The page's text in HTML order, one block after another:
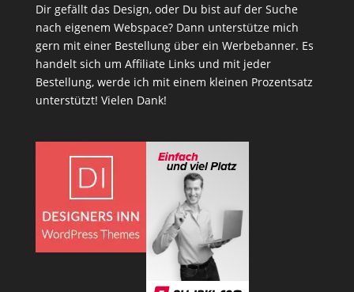
Dir gefällt das Design, oder Du bist auf der Suche
nach eigenem Webspace? Dann unterstütze mich
gern mit einer Bestellung über ein Werbebanner. Es
handelt sich um Affiliate Links und mit jeder
Bestellung, werde ich mit einem kleinen Prozentsatz
unterstützt! Vielen Dank!